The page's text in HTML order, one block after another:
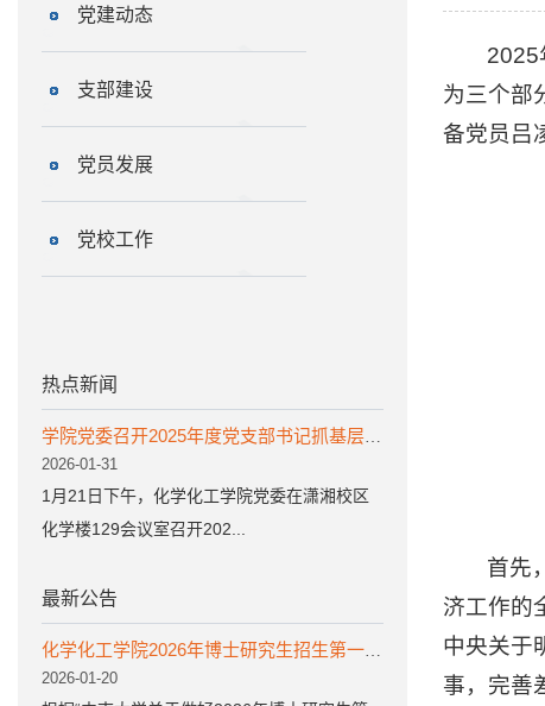
党建动态
支部建设
党员发展
党校工作
热点新闻
2026-01-31
1月21日下午，化学化工学院党委在潇湘校区
化学楼129会议室召开202...
最新公告
2026-01-20
2025
为三个部
备党员吕
首先
济工作的
中央关于
事，完善